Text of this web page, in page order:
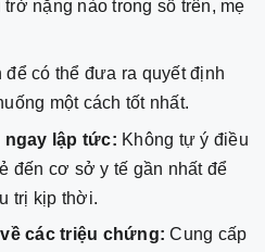
nặng nào trong số trên, mẹ
có thể đưa ra quyết định
một cách tốt nhất.
ngay lập tức: Không tự ý điều
đến cơ sở y tế gần nhất để
trị kịp thời.
các triệu chứng: Cung cấp